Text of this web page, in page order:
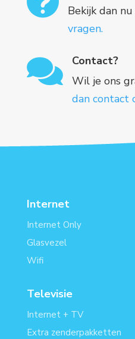
Bekijk dan
vragen.

Contact?
Wil je ons
dan contact
Internet
Internet Only
Glasvezel
Wifi
Televisie
Internet + TV
Extra zenderpakketten